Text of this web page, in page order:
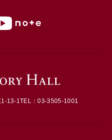
1-13-1TEL：03-3505-1001